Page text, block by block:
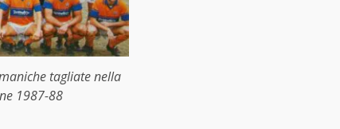
tagliate nella
1987-88